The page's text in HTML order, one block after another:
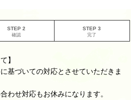
STEP 2
確認
STEP 3
完了
】
基づいての対応とさせていただきま
わせ対応もお休みになります。